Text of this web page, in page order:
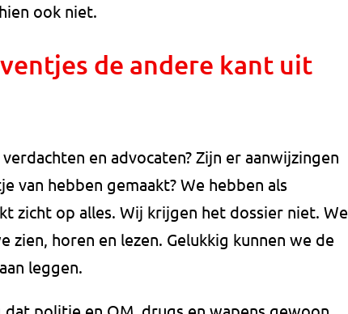
ook niet.
de andere kant uit
en advocaten? Zijn er aanwijzingen
van hebben gemaakt? We hebben als
zicht op alles. Wij krijgen het dossier niet. We
horen en lezen. Gelukkig kunnen we de
leggen.